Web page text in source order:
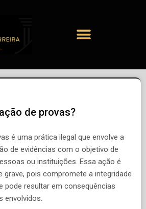
de provas?
é uma prática ilegal que envolve a
de evidências com o objetivo de
ou instituições. Essa ação é
grave, pois compromete a integridade
pode resultar em consequências
envolvidos.